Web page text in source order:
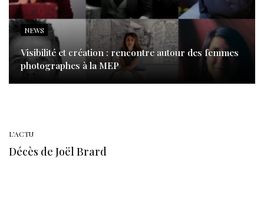
NEWS
Visibilité et création : rencontre autour des femmes
photographes à la MEP
L'ACTU
Décès de Joël Brard